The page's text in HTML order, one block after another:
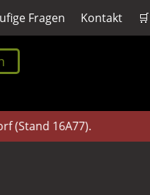
Fragen Kontakt 🛒
16A77).